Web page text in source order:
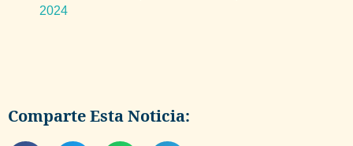
2024
Comparte Esta Noticia: